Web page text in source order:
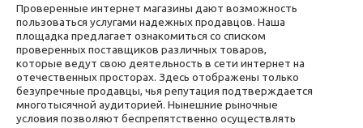
Проверенные интернет магазины дают возможность
пользоваться услугами надежных продавцов. Наша
площадка предлагает ознакомиться со списком
проверенных поставщиков различных товаров,
которые ведут свою деятельность в сети интернет на
отечественных просторах. Здесь отображены только
безупречные продавцы, чья репутация подтверждается
многотысячной аудиторией. Нынешние рыночные
условия позволяют беспрепятственно осуществлять